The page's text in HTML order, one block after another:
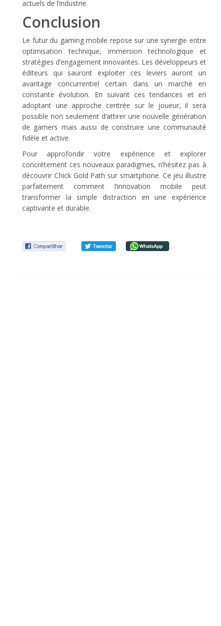
actuels de l’industrie.
Conclusion
Le futur du gaming mobile repose sur une synergie entre
optimisation technique, immersion technologique et
stratégies d’engagement innovantes. Les développeurs et
éditeurs qui sauront exploiter ces leviers auront un
avantage concurrentiel certain dans un marché en
constante évolution. En suivant ces tendances et en
adoptant une approche centrée sur le joueur, il sera
possible non seulement d’attirer une nouvelle génération
de gamers mais aussi de construire une communauté
fidèle et active.
Pour approfondir votre expérience et explorer
concrètement ces nouveaux paradigmes, n’hésitez pas à
découvrir Chick Gold Path sur smartphone. Ce jeu illustre
parfaitement comment l’innovation mobile peut
transformer la simple distraction en une expérience
captivante et durable.